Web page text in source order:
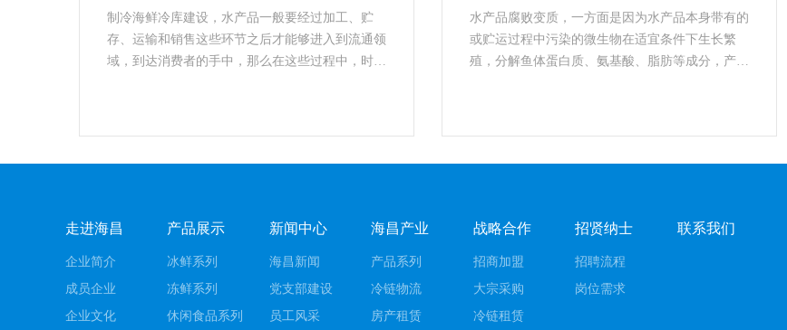
制冷海鲜冷库建设，水产品一般要经过加工、贮
存、运输和销售这些环节之后才能够进入到流通领
域，到达消费者的手中，那么在这些过程中，时
水产品腐败变质，一方面是因为水产品本身带有的
或贮运过程中污染的微生物在适宜条件下生长繁
殖，分解鱼体蛋白质、氨基酸、脂肪等成分，产
走进海昌
企业简介
成员企业
企业文化
产品展示
冰鲜系列
冻鲜系列
休闲食品系列
新闻中心
海昌新闻
党支部建设
员工风采
海昌产业
产品系列
冷链物流
房产租赁
战略合作
招商加盟
大宗采购
冷链租赁
招贤纳士
招聘流程
岗位需求
联系我们